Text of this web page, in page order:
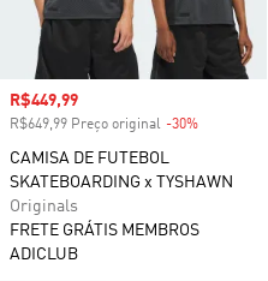
Preço com desconto
R$449,99
R$649,99 Preço original -30%
CAMISA DE FUTEBOL
SKATEBOARDING x TYSHAWN
Originals
FRETE GRÁTIS MEMBROS
ADICLUB